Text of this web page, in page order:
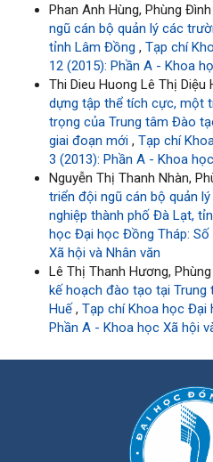
Phan Anh Hùng, Phùng Đình
ngũ cán bộ quản lý các
tỉnh Lâm Đồng , Tạp chí
12 (2015): Phần A - Khoa
Thi Dieu Huong Lê Thị Diệu
dựng tập thể tích cực, một
trọng của Trung tâm Đào
giai đoạn mới , Tạp chí
3 (2013): Phần A - Khoa
Nguyễn Thị Thanh Nhàn,
triển đội ngũ cán bộ quản
nghiệp thành phố Đà Lạt,
học Đại học Đồng Tháp:
Xã hội và Nhân văn
Lê Thị Thanh Hương,
kế hoạch đào tạo tại
Huế, Tạp chí Khoa học Đại
Phần A - Khoa học Xã hội